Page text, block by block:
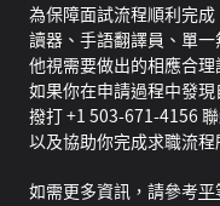
為保障面試流程順利完
讀器、手語翻譯員、單
他視需要做出的相應合理
如果你在申請過程中發
撥打 +1 503-671-4156
以及協助你完成求職流程
如需更多資訊，請參考平